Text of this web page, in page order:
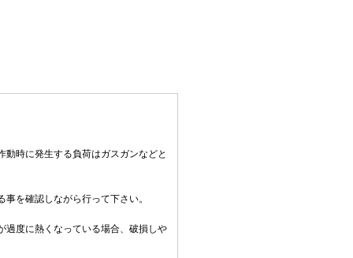
時に発生する負荷はガスガンなどと
を確認しながら行って下さい。
度に熱くなっている場合、破損しや